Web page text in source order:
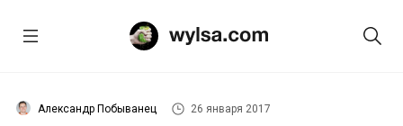
Александр Побыванец 26 января 2017